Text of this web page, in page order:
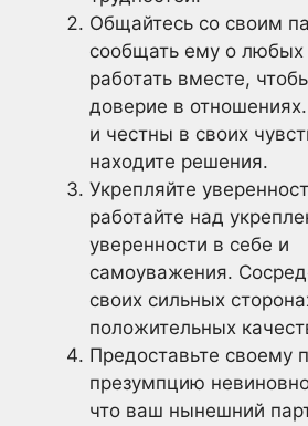
Общайтесь со своим
сообщать ему о любых
работать вместе,
доверие в
и честны в своих
находите решения.
Укрепляйте
работайте над
уверенности в себе и
самоуважения.
своих сильных
положительных
Предоставьте своему
презумпцию
что ваш нынешний